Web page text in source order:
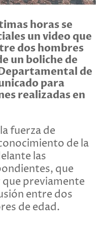
horas se
un video que
dos hombres
un boliche de
de
para
realizadas en
fuerza de
de la
las
que
previamente
entre dos
de edad.